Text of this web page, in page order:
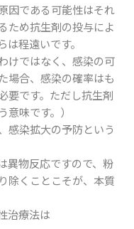
因である可能性はそれ
ため抗生剤の投与によ
程遠いです。
けではなく、感染の可
場合、感染の確率はも
要です。ただし抗生剤
味です。）
感染拡大の予防という
異物反応ですので、粉
除くことこそが、本質
治療法は